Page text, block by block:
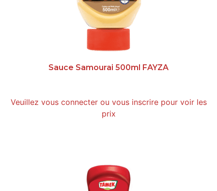
Sauce Samourai 500ml FAYZA
Veuillez vous connecter ou vous inscrire pour voir les
prix